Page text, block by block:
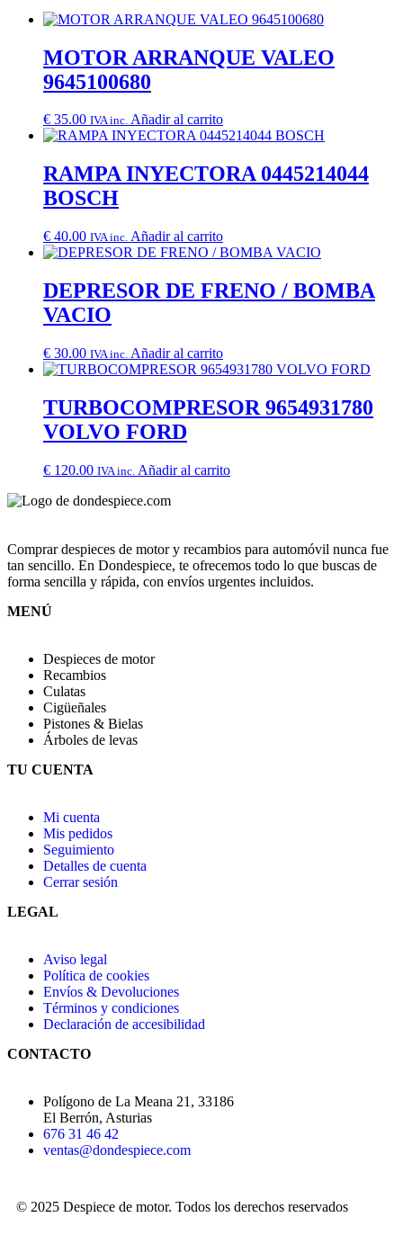
MOTOR ARRANQUE VALEO
9645100680
€ 35.00 IVA inc. Añadir al carrito
RAMPA INYECTORA 0445214044
BOSCH
€ 40.00 IVA inc. Añadir al carrito
DEPRESOR DE FRENO / BOMBA
VACIO
€ 30.00 IVA inc. Añadir al carrito
TURBOCOMPRESOR 9654931780
VOLVO FORD
€ 120.00 IVA inc. Añadir al carrito
Comprar despieces de motor y recambios para automóvil nunca fue
tan sencillo. En Dondespiece, te ofrecemos todo lo que buscas de
forma sencilla y rápida, con envíos urgentes incluidos.
MENÚ
Despieces de motor
Recambios
Culatas
Cigüeñales
Pistones & Bielas
Árboles de levas
TU CUENTA
Mi cuenta
Mis pedidos
Seguimiento
Detalles de cuenta
Cerrar sesión
LEGAL
Aviso legal
Política de cookies
Envíos & Devoluciones
Términos y condiciones
Declaración de accesibilidad
CONTACTO
Polígono de La Meana 21, 33186
El Berrón, Asturias
676 31 46 42
ventas@dondespiece.com
© 2025 Despiece de motor. Todos los derechos reservados